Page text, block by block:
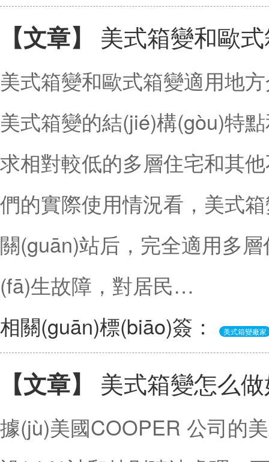
【文章】 美式箱變和歐
美式箱變和歐式箱變適用地
美式箱變的結(jié)構(gòu)特
求相對較低的多層住宅和其
們的實際使用情況看，美式
關(guān)站后，完全適用多
(fā)生故障，對居民…
相關(guān)標(biāo)簽：
美式箱變廠家
【文章】 美式箱變怎么
據(jù)美國COOPER 公司的